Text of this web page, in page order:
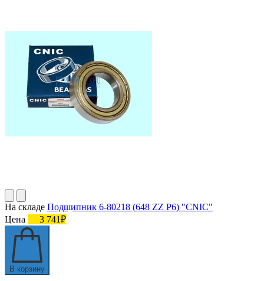
На складе Подшипник 6-80218 (648 ZZ P6) "CNIC"
Цена
3 741₽
В корзину